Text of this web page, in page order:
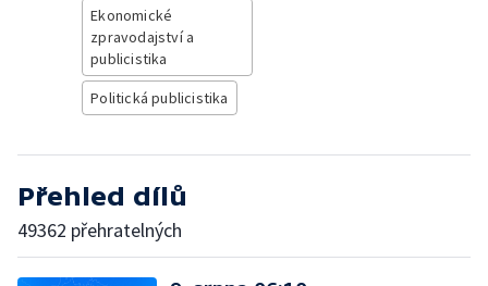
Ekonomické
zpravodajství a
publicistika
Politická publicistika
Přehled dílů
49362 přehratelných